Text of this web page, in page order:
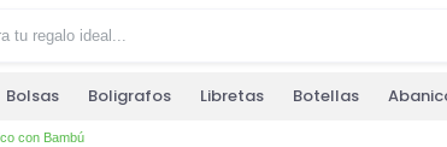
Bolsas Boligrafos Libretas Botellas
con Bambú